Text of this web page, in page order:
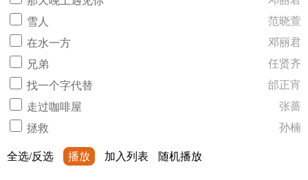
雪人
范晓萱
在水一方
邓丽君
兄弟
任贤齐
找一个字代替
邰正宵
走过咖啡屋
张蔷
拯救
孙楠
全选/反选 播放 加入列表 随机播放